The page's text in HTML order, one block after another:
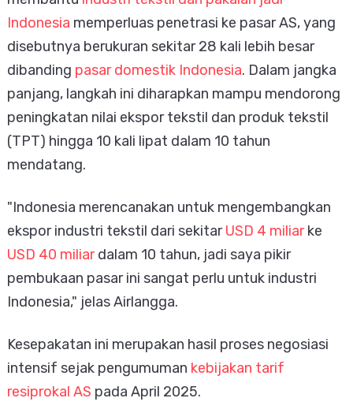
Indonesia memperluas penetrasi ke pasar AS, yang
disebutnya berukuran sekitar 28 kali lebih besar
dibanding pasar domestik Indonesia. Dalam jangka
panjang, langkah ini diharapkan mampu mendorong
peningkatan nilai ekspor tekstil dan produk tekstil
(TPT) hingga 10 kali lipat dalam 10 tahun
mendatang.
"Indonesia merencanakan untuk mengembangkan
ekspor industri tekstil dari sekitarUSD 4 miliarke
USD 40 miliardalam 10 tahun, jadi saya pikir
pembukaan pasar ini sangat perlu untuk industri
Indonesia," jelas Airlangga.
Kesepakatan ini merupakan hasil proses negosiasi
intensif sejak pengumuman kebijakan tarif
resiprokal AS pada April 2025.